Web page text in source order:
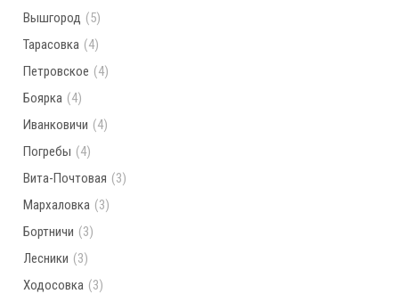
Вышгород (5)
Тарасовка (4)
Петровское (4)
Боярка (4)
Иванковичи (4)
Погребы (4)
Вита-Почтовая (3)
Мархаловка (3)
Бортничи (3)
Лесники (3)
Ходосовка (3)